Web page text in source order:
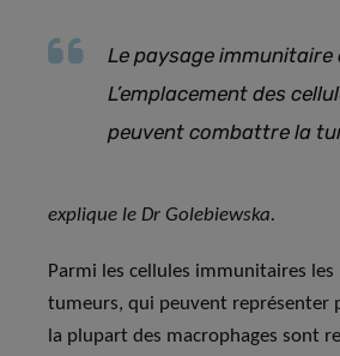
Le paysage
L’emplacement des
peuvent combattre la
explique le Dr Golebiewska.
Parmi les cellules immunitaires
tumeurs, qui peuvent représenter
la plupart des macrophages sont